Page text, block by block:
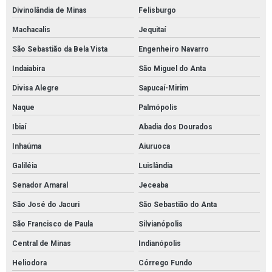
Divinolândia de Minas Felisburgo
Machacalis Jequitaí
São Sebastião da Bela Vista Engenheiro Navarro
Indaiabira São Miguel do Anta
Divisa Alegre Sapucaí-Mirim
Naque Palmópolis
Ibiaí Abadia dos Dourados
Inhaúma Aiuruoca
Galiléia Luislândia
Senador Amaral Jeceaba
São José do Jacuri São Sebastião do Anta
São Francisco de Paula Silvianópolis
Central de Minas Indianópolis
Heliodora Córrego Fundo